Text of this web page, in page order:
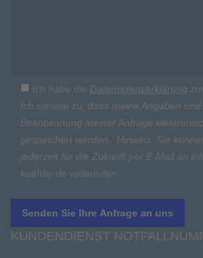
Ich habe die Datenschutzerklärung
Ich stimme zu, dass meine Angaben
Beantwortung meiner Anfrage
gespeichert werden.
Hinweis: Sie
jederzeit für die Zukunft per E-Mail an
koehler.de widerrufen.
KUNDENDIENST